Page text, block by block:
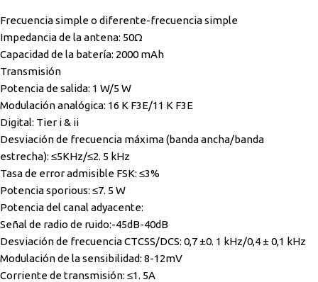
Frecuencia simple o diferente-frecuencia simple
Impedancia de la antena: 50Ω
Capacidad de la batería: 2000 mAh
Transmisión
Potencia de salida: 1 W/5 W
Modulación analógica: 16 K F3E/11 K F3E
Digital: Tier i & ii
Desviación de frecuencia máxima (banda ancha/banda
estrecha): ≤5KHz/≤2. 5 kHz
Tasa de error admisible FSK: ≤3%
Potencia sporious: ≤7. 5 W
Potencia del canal adyacente:
Señal de radio de ruido:-45dB-40dB
Desviación de frecuencia CTCSS/DCS: 0,7 ±0. 1 kHz/0,4 ± 0,1 kHz
Modulación de la sensibilidad: 8-12mV
Corriente de transmisión: ≤1. 5A